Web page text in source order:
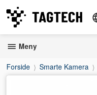
innholdet
Meny
Forside Smarte Kamera